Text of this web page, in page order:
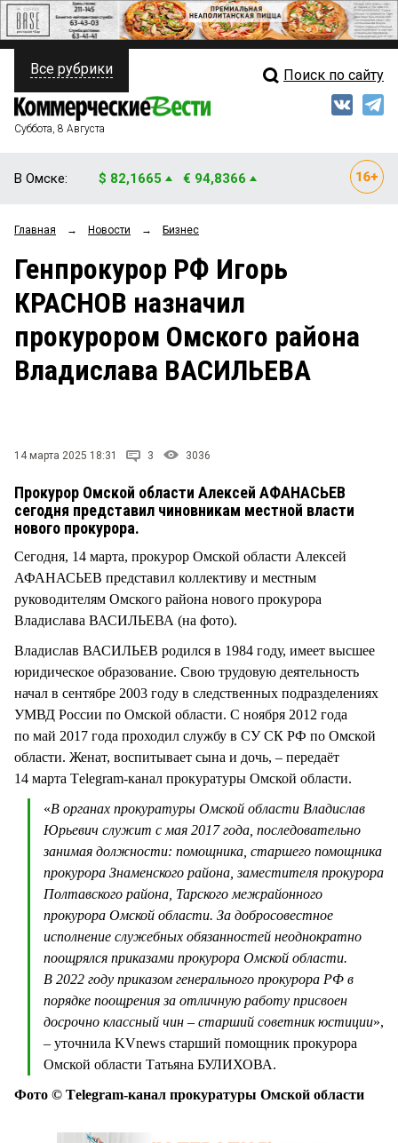
ПОЛИТИКА
ФИНАНСЫ
ОБЩЕСТВО
ЗАКОН
Свежий выпуск
Рейтинги
Блоги
Архив
Все рубрики Поиск по сайту
Суббота, 8 Августа
В Омске: $ 82,1665 € 94,8366
Главная → Новости → Бизнес
Генпрокурор РФ Игорь
КРАСНОВ назначил
прокурором Омского района
Владислава ВАСИЛЬЕВА
14 марта 2025 18:31 3 3036
Прокурор Омской области Алексей АФАНАСЬЕВ
сегодня представил чиновникам местной власти
нового прокурора.
Сегодня, 14 марта, прокурор Омской области Алексей
АФАНАСЬЕВ представил коллективу и местным
руководителям Омского района нового прокурора
Владислава ВАСИЛЬЕВА (на фото).
Владислав ВАСИЛЬЕВ родился в 1984 году, имеет высшее
юридическое образование. Свою трудовую деятельность
начал в сентябре 2003 году в следственных подразделениях
УМВД России по Омской области. С ноября 2012 года
по май 2017 года проходил службу в СУ СК РФ по Омской
области. Женат, воспитывает сына и дочь, – передаёт
14 марта Тelegram-канал прокуратуры Омской области.
«В органах прокуратуры Омской области Владислав
Юрьевич служит с мая 2017 года, последовательно
занимая должности: помощника, старшего помощника
прокурора Знаменского района, заместителя прокурора
Полтавского района, Тарского межрайонного
прокурора Омской области. За добросовестное
исполнение служебных обязанностей неоднократно
поощрялся приказами прокурора Омской области.
В 2022 году приказом генерального прокурора РФ в
порядке поощрения за отличную работу присвоен
досрочно классный чин – старший советник юстиции»,
– уточнила KVnews старший помощник прокурора
Омской области Татьяна БУЛИХОВА.
Фото © Тelegram-канал прокуратуры Омской области